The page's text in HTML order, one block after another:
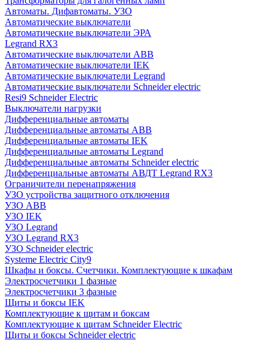
Автоматы. Дифавтоматы. УЗО
Автоматические выключатели
Автоматические выключатели ЭРА
Legrand RX3
Автоматические выключатели ABB
Автоматические выключатели IEK
Автоматические выключатели Legrand
Автоматические выключатели Schneider electric
Resi9 Schneider Electric
Выключатели нагрузки
Дифференциальные автоматы
Дифференциальные автоматы ABB
Дифференциальные автоматы IEK
Дифференциальные автоматы Legrand
Дифференциальные автоматы Schneider electric
Дифференциальные автоматы АВДТ Legrand RX3
Ограничители перенапряжения
УЗО устройства защитного отключения
УЗО ABB
УЗО IEK
УЗО Legrand
УЗО Legrand RX3
УЗО Schneider electric
Systeme Electric City9
Шкафы и боксы. Счетчики. Комплектующие к шкафам
Электросчетчики 1 фазные
Электросчетчики 3 фазные
Щиты и боксы IEK
Комплектующие к щитам и боксам
Комплектующие к щитам Schneider Electric
Щиты и боксы Schneider electric